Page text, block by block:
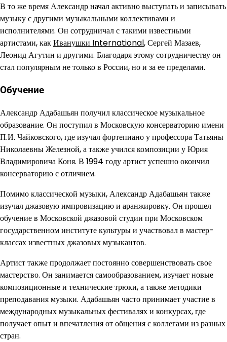
В то же время Александр начал активно выступать и записывать
музыку с другими музыкальными коллективами и
исполнителями. Он сотрудничал с такими известными
артистами, какИванушки International, Сергей Мазаев,
Леонид Агутин и другими. Благодаря этому сотрудничеству он
стал популярным не только в России, но и за ее пределами.
Обучение
Александр Адабашьян получил классическое музыкальное
образование. Он поступил в Московскую консерваторию имени
П.И. Чайковского, где изучал фортепиано у профессора Татьяны
Николаевны Железной, а также учился композиции у Юрия
Владимировича Коня. В 1994 году артист успешно окончил
консерваторию с отличием.
Помимо классической музыки, Александр Адабашьян также
изучал джазовую импровизацию и аранжировку. Он прошел
обучение в Московской джазовой студии при Московском
государственном институте культуры и участвовал в мастер-
классах известных джазовых музыкантов.
Артист также продолжает постоянно совершенствовать свое
мастерство. Он занимается самообразованием, изучает новые
композиционные и технические трюки, а также методики
преподавания музыки. Адабашьян часто принимает участие в
международных музыкальных фестивалях и конкурсах, где
получает опыт и впечатления от общения с коллегами из разных
стран.